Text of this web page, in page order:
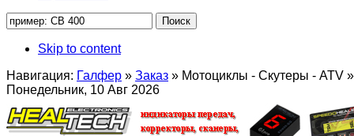
Skip to content
Навигация: Галфер » Заказ » Мотоциклы - Скутеры - ATV »
Понедельник, 10 Авг 2026